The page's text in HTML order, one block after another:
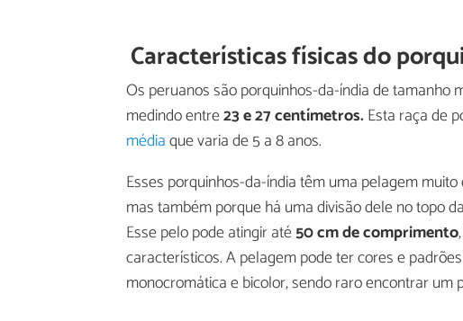
Características físicas do
Os peruanos são porquinhos-da-índia de tamanho
medindo entre23 e 27 centímetros.Esta raça de
médiaque varia de 5 a 8 anos.
Esses porquinhos-da-índia têm uma pelagem
mas também porque há uma divisão dele no topo
Esse pelo pode atingir até50 cm de comprimento
característicos. A pelagem pode ter cores e
monocromática e bicolor, sendo raro encontrar um